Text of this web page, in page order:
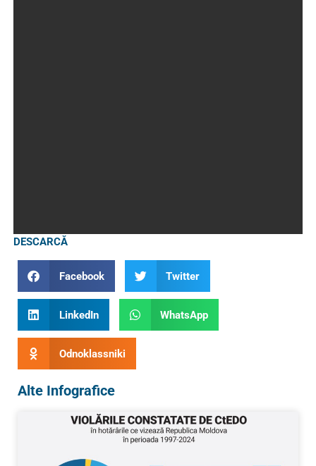
DESCARCĂ
Facebook Twitter
LinkedIn WhatsApp
Odnoklassniki
Alte Infografice